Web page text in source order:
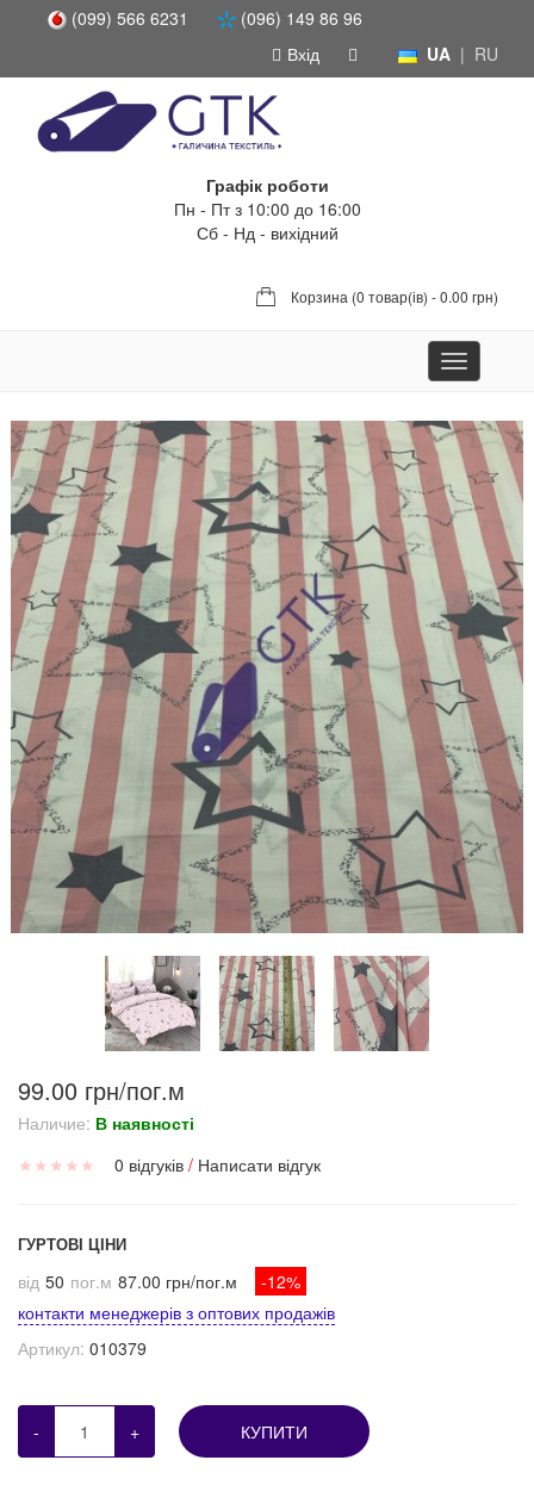
(099) 566 6231
(096) 149 86 96
UA | RU
Вхід
Графік роботи
Пн - Пт з 10:00 до 16:00
Сб - Нд - вихідний
Корзина (0 товар(ів) - 0.00 грн)
Toggle
navigation
99.00 грн/пог.м
Наличие: В наявності
★ ★ ★ ★ ★ 0 відгуків / Написати відгук
ГУРТОВІ ЦІНИ
від 50 пог.м 87.00 грн/пог.м
-12%
контакти менеджерів з оптових продажів
Артикул: 010379
- + КУПИТИ